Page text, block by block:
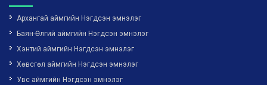
Архангай аймгийн Нэгдсэн эмнэлэг
Баян-Өлгий аймгийн Нэгдсэн эмнэлэг
Хэнтий аймгийн Нэгдсэн эмнэлэг
Хөвсгөл аймгийн Нэгдсэн эмнэлэг
Увс аймгийн Нэгдсэн эмнэлэг